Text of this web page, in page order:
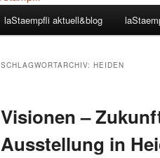
laStaempfli aktuell&blog
SCHLAGWORTARCHIV: HEIDEN
Visionen –
Ausstellung in